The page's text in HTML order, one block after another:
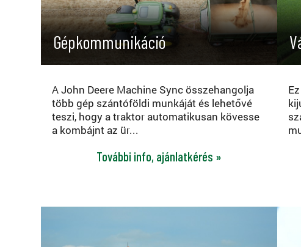
Gépkommunikáció
A John Deere Machine Sync összehangolja
több gép szántóföldi munkáját és lehetővé
teszi, hogy a traktor automatikusan kövesse
a kombájnt az ür...
További info, ajánlatkérés »